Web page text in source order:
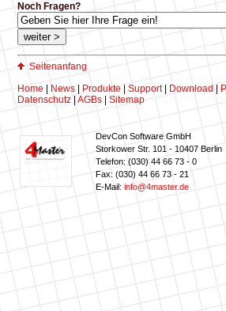
Noch Fragen?
Seitenanfang
Home
News Produkte Support| Download
Datenschutz AGBs Sitemap
DevCon Software GmbH
Storkower Str. 101 - 10407 Berlin
Telefon: (030) 44 66 73 - 0
Fax: (030) 44 66 73 - 21
E-Mail: info@4master.de